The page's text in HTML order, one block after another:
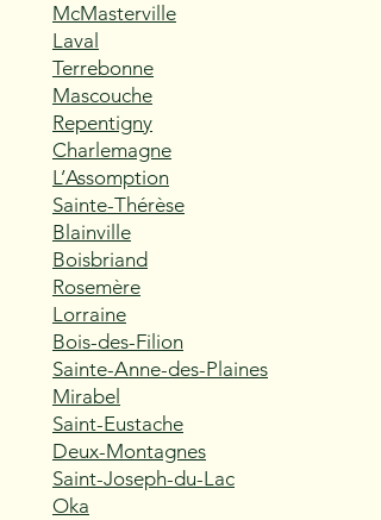
McMasterville
Laval
Terrebonne
Mascouche
Repentigny
Charlemagne
L’Assomption
Sainte-Thérèse
Blainville
Boisbriand
Rosemère
Lorraine
Bois-des-Filion
Sainte-Anne-des-Plaines
Mirabel
Saint-Eustache
Deux-Montagnes
Saint-Joseph-du-Lac
Oka